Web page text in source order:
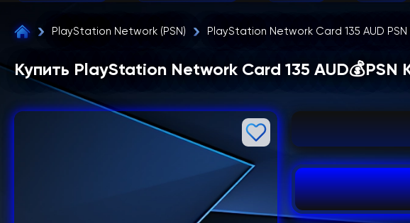
PlayStation Network (PSN) PlayStation Network Card 135 AUD PSN
Купить PlayStation Network Card 135